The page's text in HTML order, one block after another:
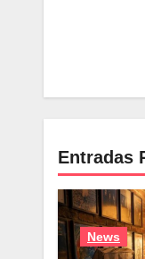
Entradas
News